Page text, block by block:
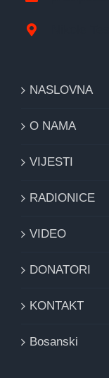
NASLOVNA
O NAMA
VIJESTI
RADIONICE
VIDEO
DONATORI
KONTAKT
Bosanski